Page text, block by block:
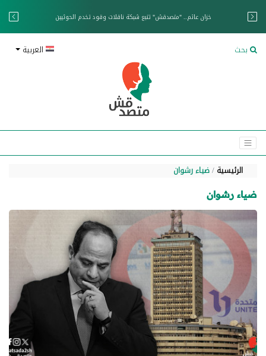
خزان عائم.. "متصدقش" تتبع شبكة ناقلات وقود تخدم الحوثيين
بحث العربية
الرئيسية ضياء رشوان
ضياء رشوان